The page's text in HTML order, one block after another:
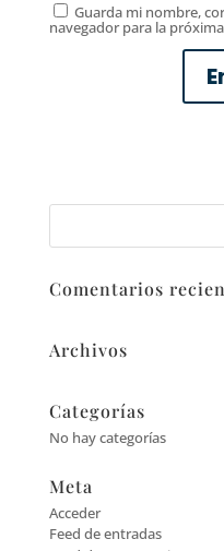
Guarda mi nombre,
navegador para la
Comentarios
Archivos
Categorías
No hay categorías
Meta
Acceder
Feed de entradas